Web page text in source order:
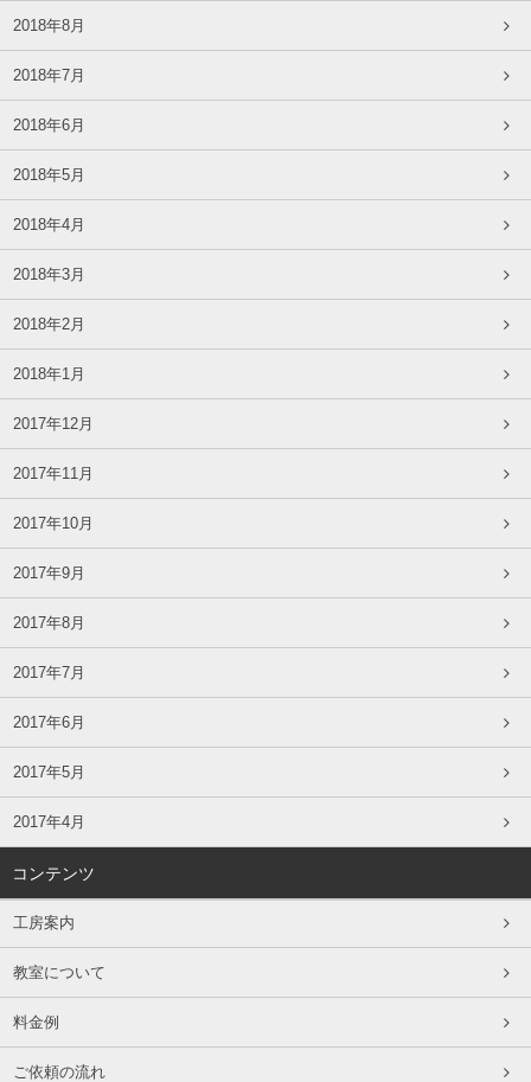
2018年8月
2018年7月
2018年6月
2018年5月
2018年4月
2018年3月
2018年2月
2018年1月
2017年12月
2017年11月
2017年10月
2017年9月
2017年8月
2017年7月
2017年6月
2017年5月
2017年4月
コンテンツ
工房案内
教室について
料金例
ご依頼の流れ